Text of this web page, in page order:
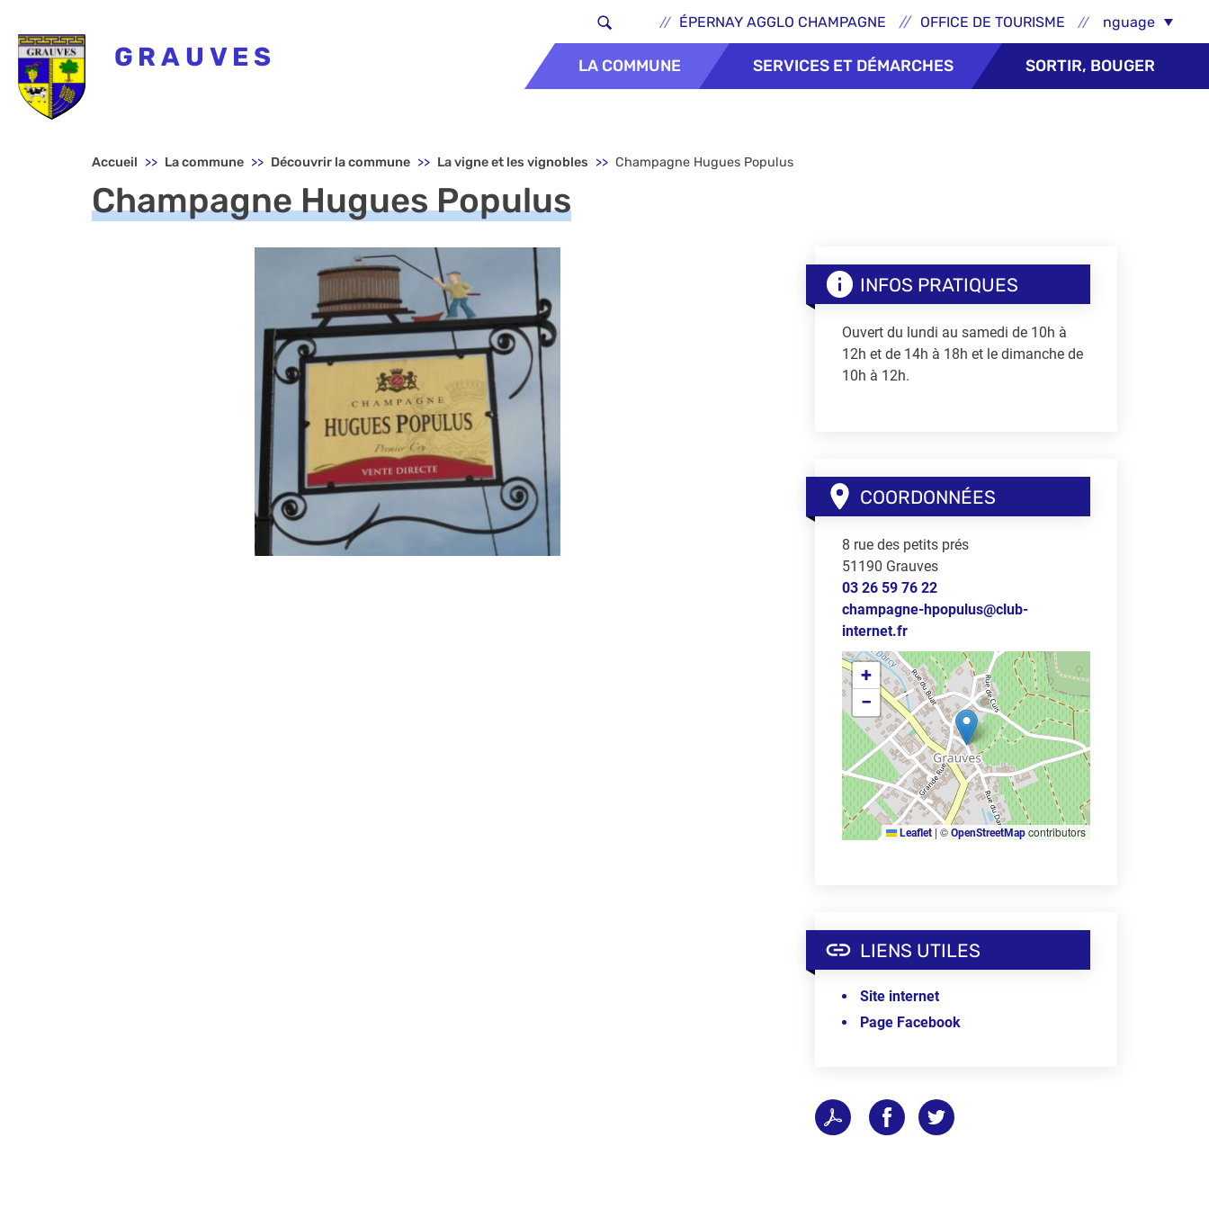
Aller au contenu principal
Header - Liens externes - Épernay
ÉPERNAY AGGLO CHAMPAGNE OFFICE DE TOURISMESelect Language
GRAUVES
Menu principal - Grauves LA COMMUNE SERVICES ET DÉMARCHES SORTIR, BOUGER
Accueil La commune Découvrir la commune La vigne et les vignobles Champagne Hugues Populus
Champagne Hugues Populus
INFOS PRATIQUES
Ouvert du lundi au samedi de 10h à
12h et de 14h à 18h et le dimanche de
10h à 12h.
COORDONNÉES
8 rue des petits prés
51190 Grauves
03 26 59 76 22
champagne-hpopulus@club-
internet.fr
+
−
Leaflet | ©OpenStreetMap contributors
LIENS UTILES
Site internet
Page Facebook